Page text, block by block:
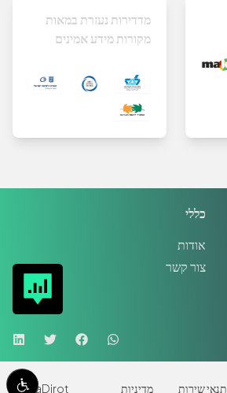
מדדירות נעזרת במאות
מקורות מידע אמינים
כללי
אודות
צור קשר
MadaDirot תנאי שירות מדיניות